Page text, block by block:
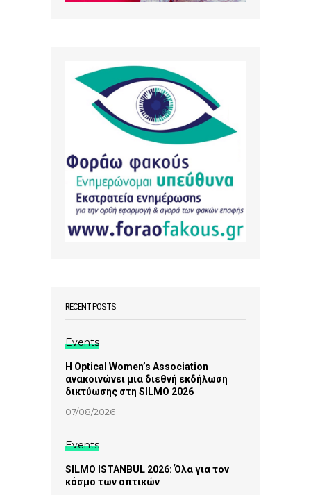
RECENT POSTS
Events
Η Optical Women’s Association
ανακοινώνει μια διεθνή εκδήλωση
δικτύωσης στη SILMO 2026
07/08/2026
Events
SILMO ISTANBUL 2026: Όλα για τον
κόσμο των οπτικών